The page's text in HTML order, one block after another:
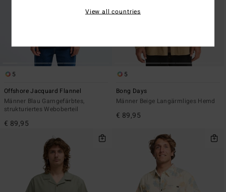
5
Offshore Jacquard Flannel
Männer Blau Garngefärbtes,
strukturiertes Weboberteil
€ 89,95
5
Bong Days
Männer Beige Langärmliges Hemd
€ 89,95
View all countries